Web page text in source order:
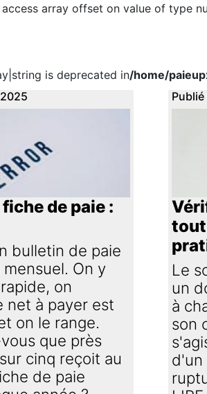
array offset on value of type
is deprecated in/home/
de paie :
bulletin de paie
On y
on
net à payer est
on le range.
que près
cinq reçoit au
de paie
tout
Le
un
à
son
d'un